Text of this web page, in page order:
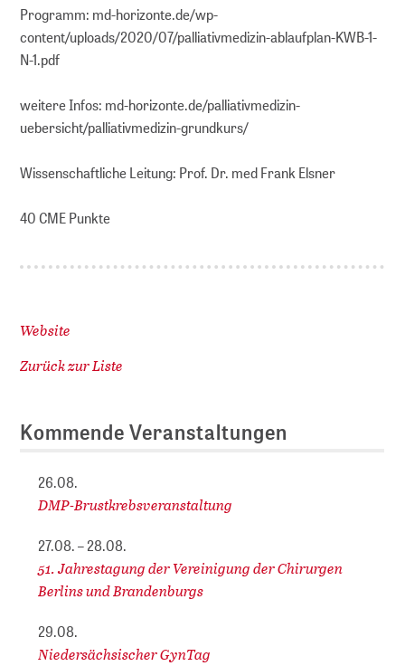
Programm: md-horizonte.de/wp-
content/uploads/2020/07/palliativmedizin-ablaufplan-KWB-1-
N-1.pdf
weitere Infos: md-horizonte.de/palliativmedizin-
uebersicht/palliativmedizin-grundkurs/
Wissenschaftliche Leitung: Prof. Dr. med Frank Elsner
40 CME Punkte
Website
Zurück zur Liste
Kommende Veranstaltungen
26.08.
DMP-Brustkrebsveranstaltung
27.08. – 28.08.
51. Jahrestagung der Vereinigung der Chirurgen
Berlins und Brandenburgs
29.08.
Niedersächsischer GynTag